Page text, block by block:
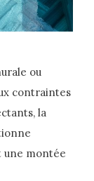
ou
contraintes
la
une montée